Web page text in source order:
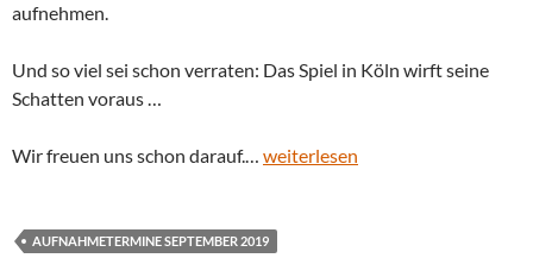
aufnehmen.
Und so viel sei schon verraten: Das Spiel in Köln wirft seine
Schatten voraus …
Wir freuen uns schon darauf.… weiterlesen
AUFNAHMETERMINE SEPTEMBER 2019